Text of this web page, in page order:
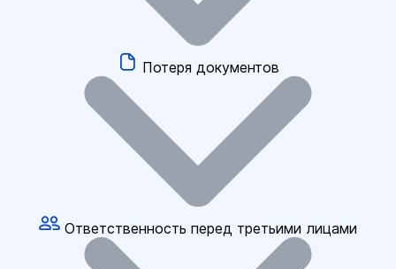
Потеря документов
Ответственность перед третьими лицами